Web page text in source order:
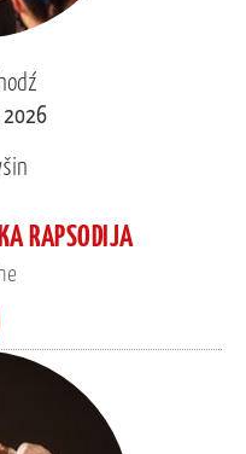
RAPSODIJA